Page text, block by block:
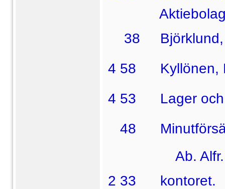
Aktiebolaget
38  Björklund,
4 58  Kyllönen,
4 53  Lager
48 
Ab. Alfr.
2 33  kontoret.